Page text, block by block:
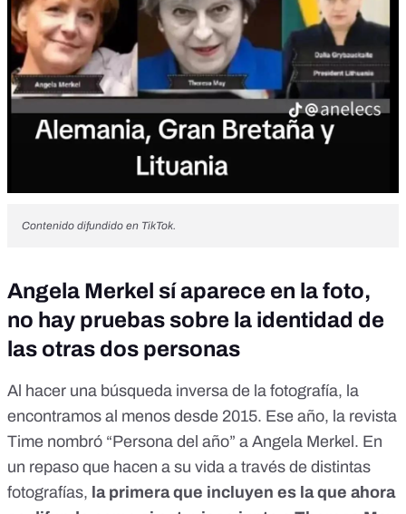
Contenido difundido en TikTok.
Angela Merkel sí aparece en la foto,
no hay pruebas sobre la identidad de
las otras dos personas
Al hacer una búsqueda inversa de la fotografía, la
encontramos al menos desde 2015. Ese año, la revista
Time nombró “Persona del año” a Angela Merkel. En
un repaso que hacen a su vida a través de distintas
fotografías, la primera que incluyen es la que ahora